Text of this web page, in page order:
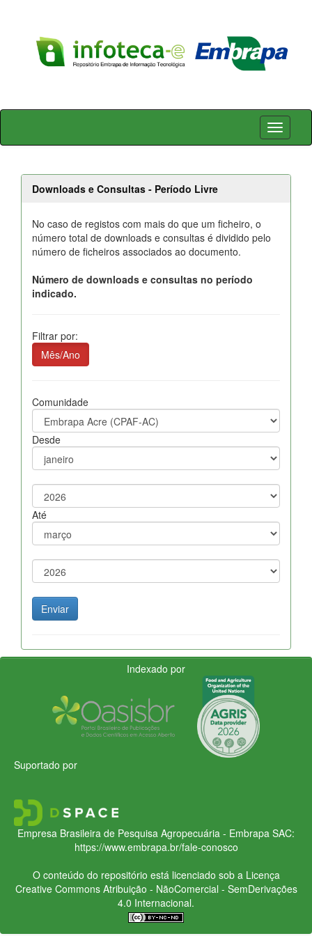
Skip
Downloads e Consultas - Período Livre
No caso de registos com mais do que um ficheiro, o
número total de downloads e consultas é dividido pelo
número de ficheiros associados ao documento.
Número de downloads e consultas no período
indicado.
Filtrar por:
Mês/Ano
Comunidade
Desde
Até
Indexado por
Suportado por
Empresa Brasileira de Pesquisa Agropecuária - Embrapa SAC:
https://www.embrapa.br/fale-conosco
O conteúdo do repositório está licenciado sob a Licença
Creative CommonsAtribuição - NãoComercial - SemDerivações
4.0 Internacional.